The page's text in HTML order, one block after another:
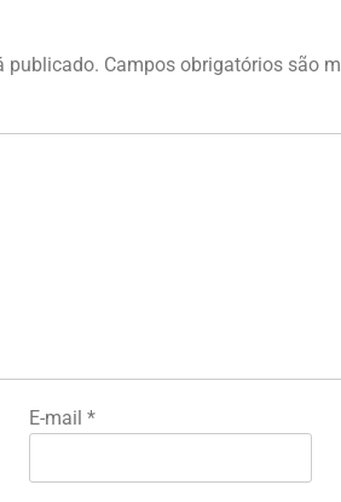
publicado. Campos obrigatórios são
E-mail *